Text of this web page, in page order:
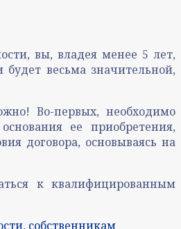
вы, владея менее 5 лет,
весьма значительной,
Во-первых, необходимо
ее приобретения,
договора, основываясь на
к квалифицированным
собственникам